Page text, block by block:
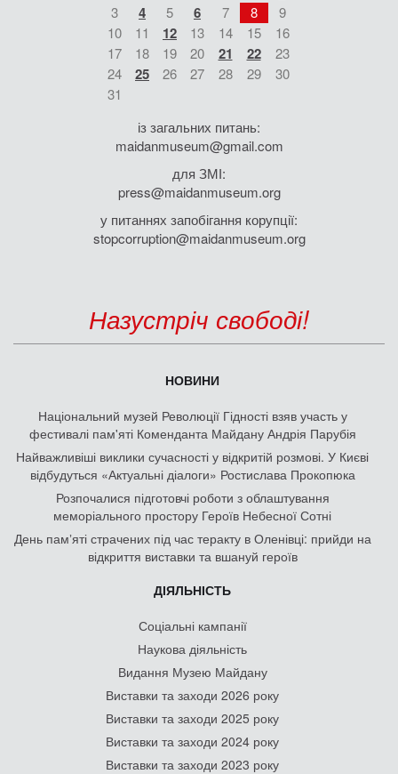
3 4 5 6 7 8
9
10
11 12 13 14 15
16
17
18 19 20 21 22
23
24
25 26 27 28 29
30
31
із загальних питань:
maidanmuseum@gmail.com
для ЗМІ:
press@maidanmuseum.org
у питаннях запобігання корупції:
stopcorruption@maidanmuseum.org
Назустріч свободі!
НОВИНИ
Національний музей Революції Гідності взяв участь у
фестивалі пам'яті Коменданта Майдану Андрія Парубія
Найважливіші виклики сучасності у відкритій розмові. У Києві
відбудуться «Актуальні діалоги» Ростислава Прокопюка
Розпочалися підготовчі роботи з облаштування
меморіального простору Героїв Небесної Сотні
День памʼяті страчених під час теракту в Оленівці: прийди на
відкриття виставки та вшануй героїв
ДІЯЛЬНІСТЬ
Соціальні кампанії
Наукова діяльність
Видання Музею Майдану
Виставки та заходи 2026 року
Виставки та заходи 2025 року
Виставки та заходи 2024 року
Виставки та заходи 2023 року